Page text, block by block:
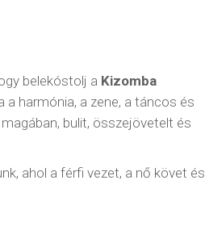
belekóstolj a Kizomba
a harmónia, a zene, a táncos és
bulit, összejövetelt és
ahol a férfi vezet, a nő követ és